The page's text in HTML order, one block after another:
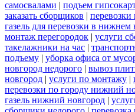
самосвалами | подъем
заказать сборщиков |
газель для перевозки в нижнем
монтаж перегородок | услуги
такелажники на час |
подъему | уборка офиса от
новгород недорого | вывоз
новгород | услуги по монтажу |
перевозки по городу нижний
газель нижний новгород |